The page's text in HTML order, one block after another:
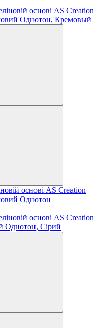
основі AS Creation
Однотон